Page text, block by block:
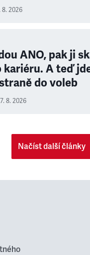
8. 2026
ANO, pak ji
kariéru. A teď
do voleb
7. 8. 2026
Načíst další články